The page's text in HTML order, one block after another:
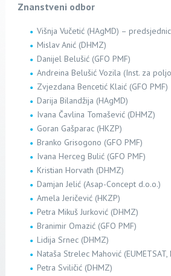
Znanstveni odbor
Višnja Vučetić (HAgMD) –
Mislav Anić (DHMZ)
Danijel Belušić (GFO PMF)
Andreina Belušić Vozila (Inst. za
Zvjezdana Bencetić Klaić (GFO PMF)
Darija Bilandžija (HAgMD)
Ivana Čavlina Tomašević (DHMZ)
Goran Gašparac (HKZP)
Branko Grisogono (GFO PMF)
Ivana Herceg Bulić (GFO PMF)
Kristian Horvath (DHMZ)
Damjan Jelić (Asap-Concept d.o.o.)
Amela Jeričević (HKZP)
Petra Mikuš Jurković (DHMZ)
Branimir Omazić (GFO PMF)
Lidija Srnec (DHMZ)
Nataša Strelec Mahović (EUMETSAT,
Petra Sviličić (DHMZ)